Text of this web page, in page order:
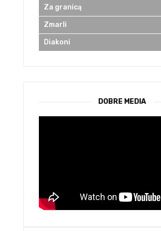
Za granicą
Zmarli
Diakoni
DOBRE MEDIA